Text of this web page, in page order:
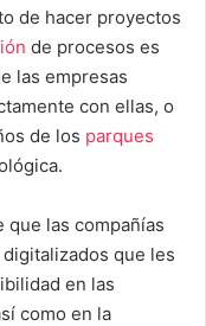
de hacer proyectos
de procesos es
las empresas
con ellas, o
de los parques
que las compañías
que les
en las
como en la